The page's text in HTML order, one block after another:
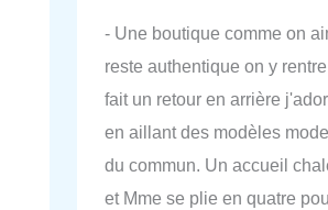
- Une boutique comme on
reste authentique on y
fait un retour en arrière
en aillant des modèles
du commun. Un accueil
et Mme se plie en quatre